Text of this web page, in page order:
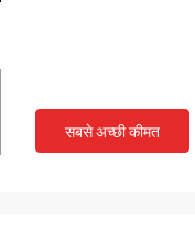
सबसे अच्छी कीमत